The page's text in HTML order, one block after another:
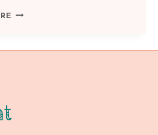
SZUPERHŐS,
HŐSIESSÉG,